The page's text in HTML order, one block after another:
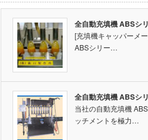
全自動充填機 ABS
[充填機キャッパーメ
ABSシリー…
全自動充填機 ABSシ
当社の自動充填機
ッチメントを極力…